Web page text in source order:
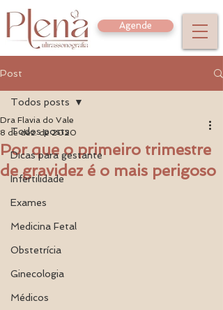
Agende
Post
Todos posts
Dicas para gestante
Infertilidade
Exames
Medicina Fetal
Obstetrícia
Ginecologia
Médicos
Todos posts
Por que o primeiro trimestre
de gravidez é o mais perigoso
Dra Flavia do Vale
8 de dez. de 2020